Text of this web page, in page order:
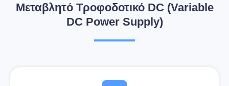
Μεταβλητό Τροφοδοτικό DC (Variable
DC Power Supply)